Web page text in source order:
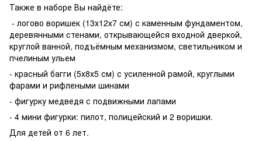
Также в наборе Вы найдёте:
- логово воришек (13х12х7 см) с каменным фундаментом,
деревянными стенами, открывающейся входной дверкой,
круглой ванной, подъёмным механизмом, светильником и
пчелиным ульем
- красный багги (5х8х5 см) с усиленной рамой, круглыми
фарами и рифлеными шинами
- фигурку медведя с подвижными лапами
- 4 мини фигурки: пилот, полицейский и 2 воришки.
Для детей от 6 лет.